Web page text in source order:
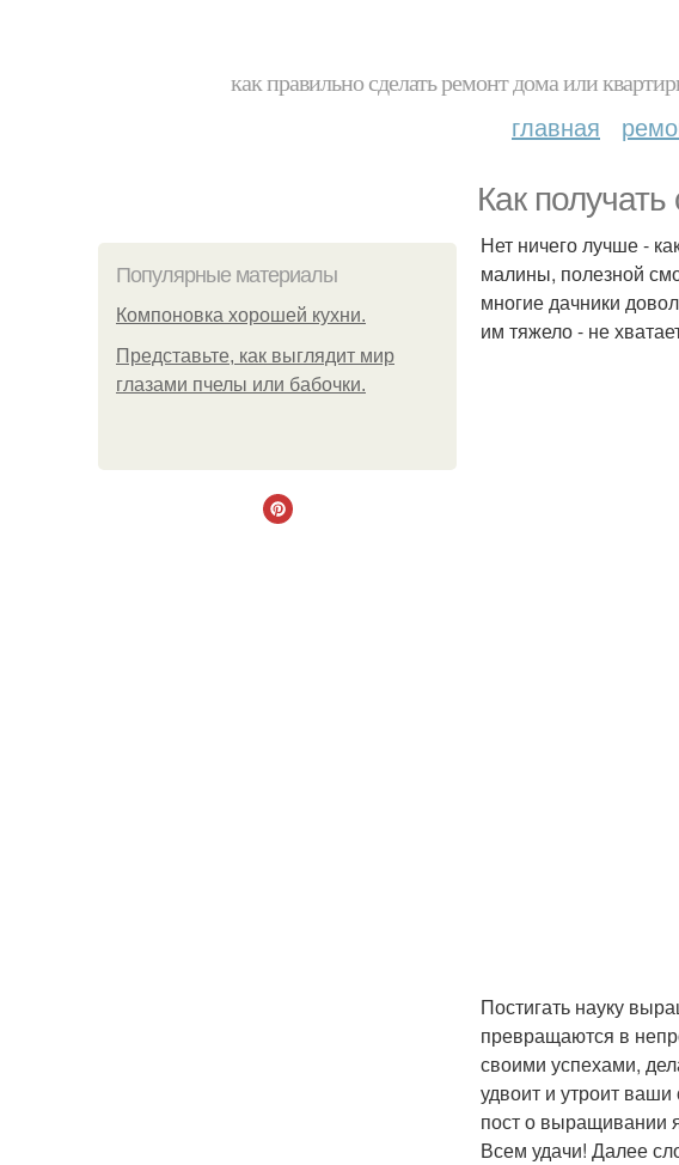
как правильно сделать ремонт дома или
главная
Как
Популярные материалы
Компоновка хорошей кухни.
Представьте, как выглядит мир
глазами пчелы или бабочки.
Нет ничего лучше -
малины, полезной
многие дачники
им тяжело - не
Постигать науку
превращаются в
своими успехами,
удвоит и утроит
пост о выращивании
Всем удачи! Далее